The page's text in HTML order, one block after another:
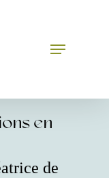
Menu
en
de